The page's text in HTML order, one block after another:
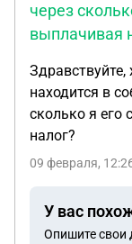
через
выплачивая
находится в
сколько я его
налог?
09 февраля,
У вас
Опишите свои